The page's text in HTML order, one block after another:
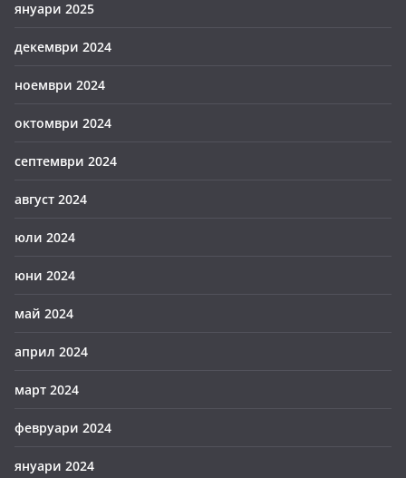
януари 2025
декември 2024
ноември 2024
октомври 2024
септември 2024
август 2024
юли 2024
юни 2024
май 2024
април 2024
март 2024
февруари 2024
януари 2024